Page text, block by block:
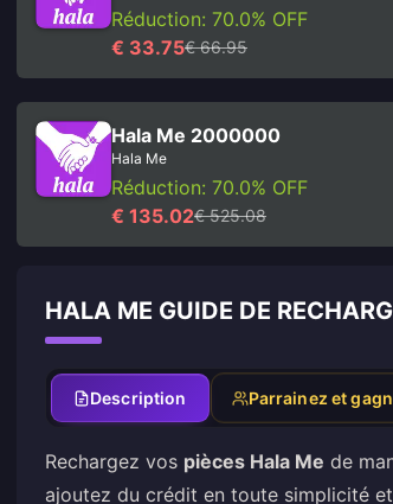
Réduction: 70.0% OFF
€ 33.75€ 66.95
Hala Me 2000000
Hala Me
Réduction: 70.0% OFF
€ 135.02€ 525.08
HALA ME GUIDE DE
Description Parrainez et
Rechargez vos pièces Hala Me de
ajoutez du crédit en toute simplicité